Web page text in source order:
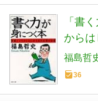
「書
から
庫)
福島哲
36